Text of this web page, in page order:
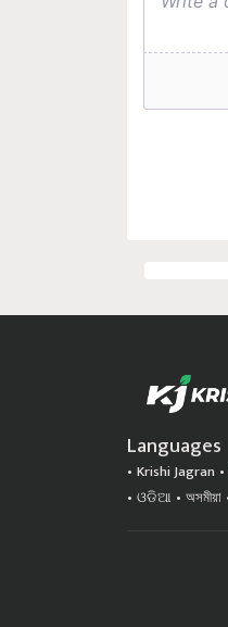
Languages
Krishi Jagran
ଓଡିଆ
অসমীয়া